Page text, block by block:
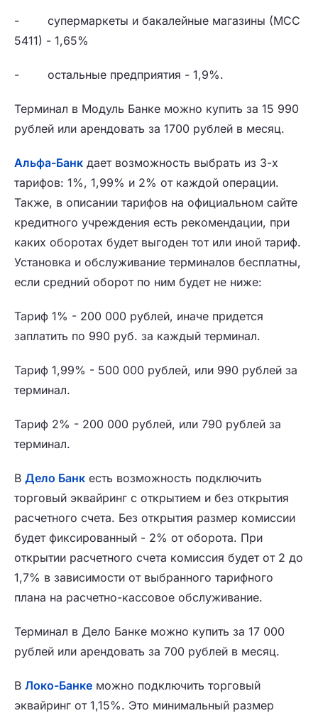
- супермаркеты и бакалейные магазины (МСС
5411) - 1,65%
- остальные предприятия - 1,9%.
Терминал в Модуль Банке можно купить за 15 990
рублей или арендовать за 1700 рублей в месяц.
Альфа-Банк дает возможность выбрать из 3-х
тарифов: 1%, 1,99% и 2% от каждой операции.
Также, в описании тарифов на официальном сайте
кредитного учреждения есть рекомендации, при
каких оборотах будет выгоден тот или иной тариф.
Установка и обслуживание терминалов бесплатны,
если средний оборот по ним будет не ниже:
Тариф 1% - 200 000 рублей, иначе придется
заплатить по 990 руб. за каждый терминал.
Тариф 1,99% - 500 000 рублей, или 990 рублей за
терминал.
Тариф 2% - 200 000 рублей, или 790 рублей за
терминал.
В Дело Банк есть возможность подключить
торговый эквайринг с открытием и без открытия
расчетного счета. Без открытия размер комиссии
будет фиксированный - 2% от оборота. При
открытии расчетного счета комиссия будет от 2 до
1,7% в зависимости от выбранного тарифного
плана на расчетно-кассовое обслуживание.
Терминал в Дело Банке можно купить за 17 000
рублей или арендовать за 700 рублей в месяц.
В Локо-Банке можно подключить торговый
эквайринг от 1,15%. Это минимальный размер